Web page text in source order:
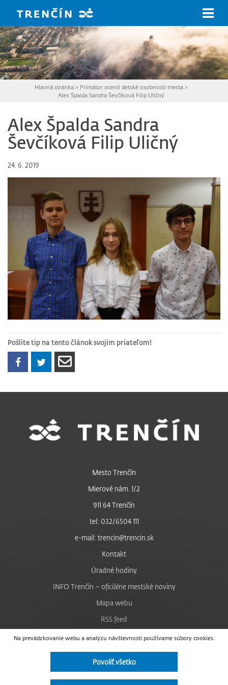
Hlavná stránka > Primátor ocenil detské osobnosti mesta >
Alex Špalda Sandra Ševčíková Filip Uličný
Alex Špalda Sandra
Ševčíková Filip Uličný
24. 6. 2019
Pošlite tip na tento článok svojim priateľom!
Na prevádzkovanie webu a analýzu návštevnosti používame súbory cookies.
Povoliť všetko
Mesto Trenčín
Mierové nám. 1/2
911 64 Trenčín
tel: 032/6504 111
e-mail: trencin@trencin.sk
Kontakt
Úradné hodiny
INFO Trenčín – oficiálne mestské noviny
Mapa webu
RSS feed
Nastavenie cookies
Facebook